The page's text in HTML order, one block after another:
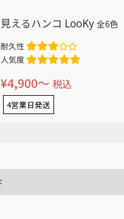
見えるハンコ LooKy全6色
耐久性
人気度
¥4,900〜 税込
4営業日発送